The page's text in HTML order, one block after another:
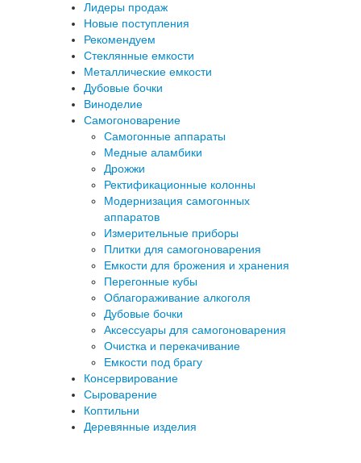
Лидеры продаж
Новые поступления
Рекомендуем
Стеклянные емкости
Металлические емкости
Дубовые бочки
Виноделие
Самогоноварение
Самогонные аппараты
Медные аламбики
Дрожжи
Ректификационные колонны
Модернизация самогонных
аппаратов
Измерительные приборы
Плитки для самогоноварения
Емкости для брожения и хранения
Перегонные кубы
Облагораживание алкоголя
Дубовые бочки
Аксессуары для самогоноварения
Очистка и перекачивание
Емкости под брагу
Консервирование
Сыроварение
Коптильни
Деревянные изделия